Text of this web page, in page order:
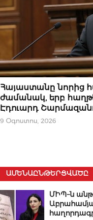
ՆՈՐՈՒԹՅՈՒՆՆԵՐ
Հայաստանը նորից
ժամանակ, երբ
Էդուարդ
9 Օգոստոս, 2026
ԱՄԵՆԱԸՆԹԵՐՑՎԱԾԸ
ՄԻՊ–ն